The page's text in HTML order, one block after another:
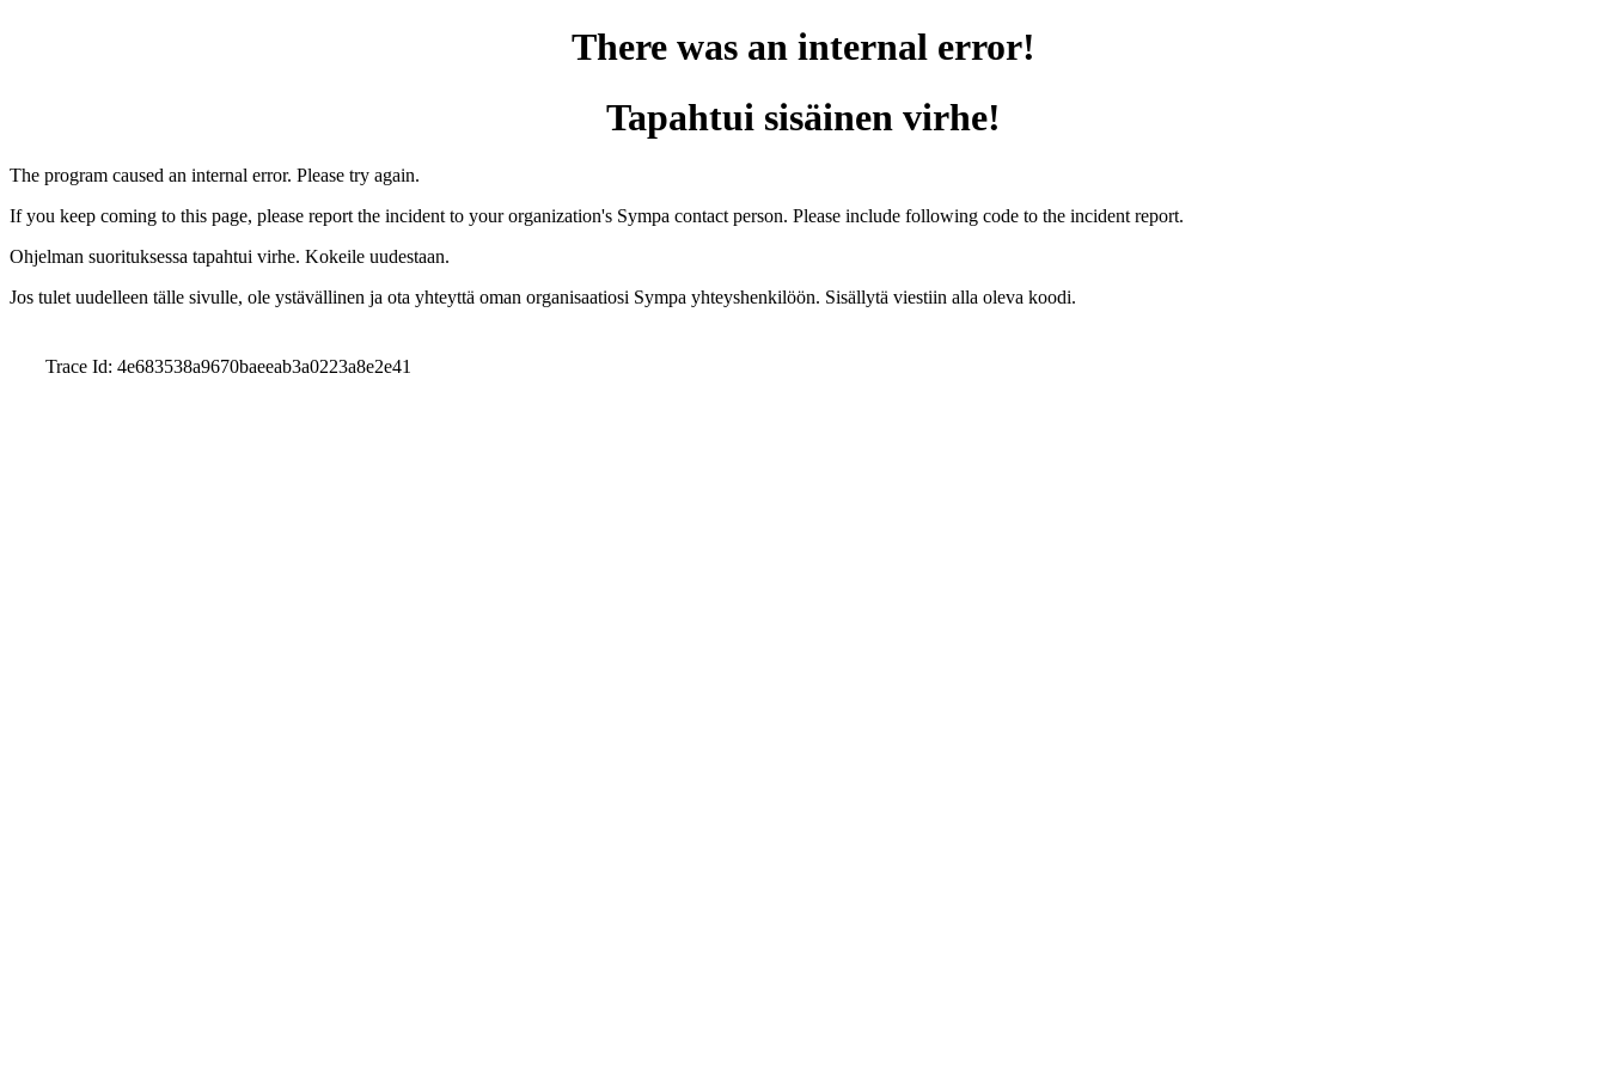
There was an internal error!
Tapahtui sisäinen virhe!
The program caused an internal error. Please try again.
If you keep coming to this page, please report the incident to your organization's Sympa contact person. Please include following code to the incident report.
Ohjelman suorituksessa tapahtui virhe. Kokeile uudestaan.
Jos tulet uudelleen tälle sivulle, ole ystävällinen ja ota yhteyttä oman organisaatiosi Sympa yhteyshenkilöön. Sisällytä viestiin alla oleva koodi.
Trace Id: 4e683538a9670baeeab3a0223a8e2e41